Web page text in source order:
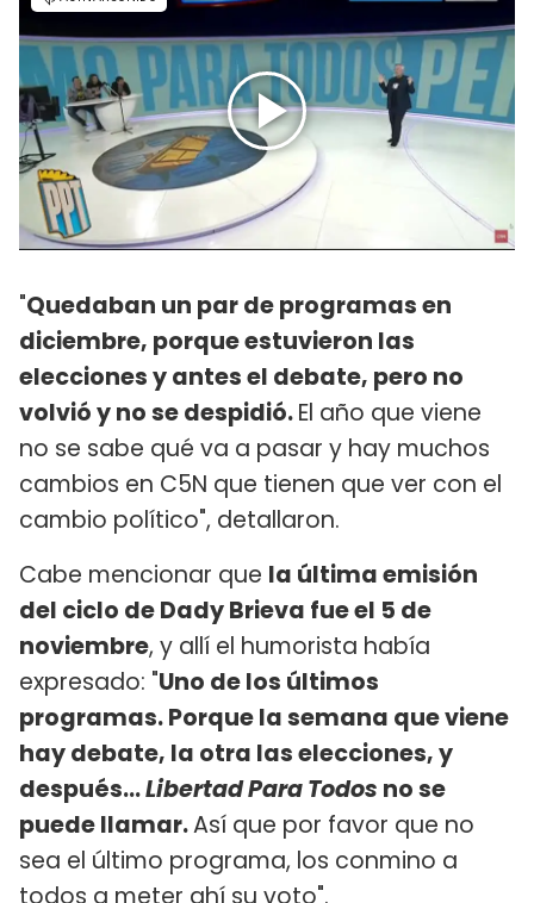
"Quedaban un par de programas en
diciembre, porque estuvieron las
elecciones y antes el debate, pero no
volvió y no se despidió.El año que viene
no se sabe qué va a pasar y hay muchos
cambios en C5N que tienen que ver con el
cambio político", detallaron.
Cabe mencionar que la última emisión
del ciclo de Dady Brieva fue el 5 de
noviembre, y allí el humorista había
expresado: "Uno de los últimos
programas. Porque la semana que viene
hay debate, la otra las elecciones, y
después...Libertad Para Todos no se
puede llamar.Así que por favor que no
sea el último programa, los conmino a
todos a meter ahí su voto".